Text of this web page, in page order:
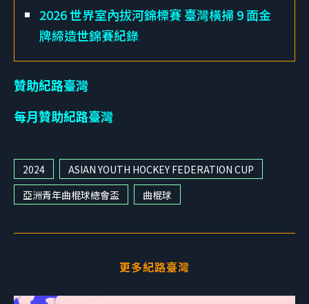
2026 世界室內拔河錦標賽 臺灣橫掃 9 面金
牌締造世錦賽紀錄
贊助紀路臺灣
每月贊助紀路臺灣
2024
ASIAN YOUTH HOCKEY FEDERATION CUP
亞洲青年曲棍球總會盃
曲棍球
更多紀路臺灣